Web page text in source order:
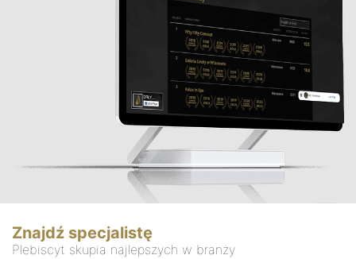
Znajdź specjalistę
Plebiscyt skupia najlepszych w branży